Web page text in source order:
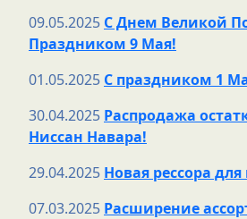
09.05.2025 С Днем Великой
Праздником 9 Мая!
01.05.2025 С праздником 1
30.04.2025 Распродажа
Ниссан Навара!
29.04.2025 Новая рессора
07.03.2025 Расширение